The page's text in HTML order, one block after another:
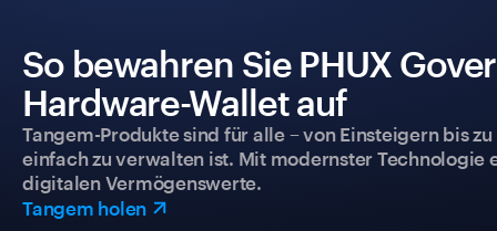
So bewahren Sie PHUX
Hardware-Wallet auf
Tangem-Produkte sind für alle – von Einsteigern bis
einfach zu verwalten ist. Mit modernster
digitalen Vermögenswerte.
Tangem holen